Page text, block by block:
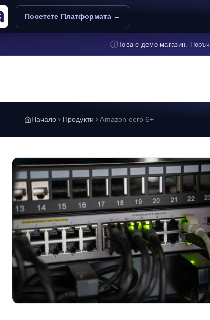
съдържание
Посетете Платформата →
ⓘТова е демо магазин.
Начало Продукти Amazon eero 6+